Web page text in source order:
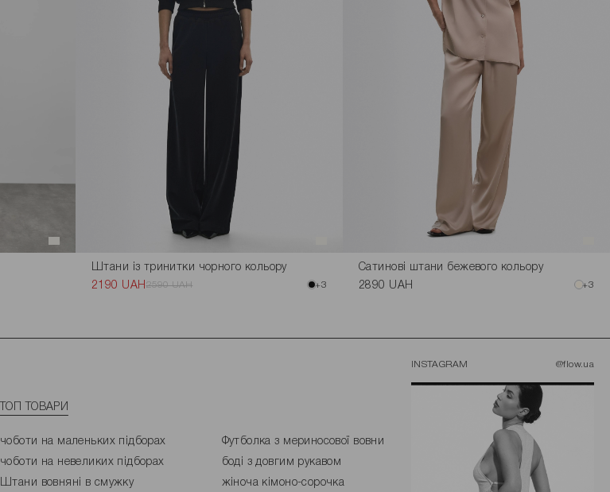
Штани із тринитки чорного кольору
2190 UAH 2590 UAH +3
Сатинові штани бежевого кольору
2890 UAH
+3
ТОП ТОВАРИ
чоботи на маленьких підборах
Футболка з мериносової вовни
чоботи на невеликих підборах
боді з довгим рукавом
Штани вовняні в смужку
жіноча кімоно-сорочка
INSTAGRAM @flow.ua